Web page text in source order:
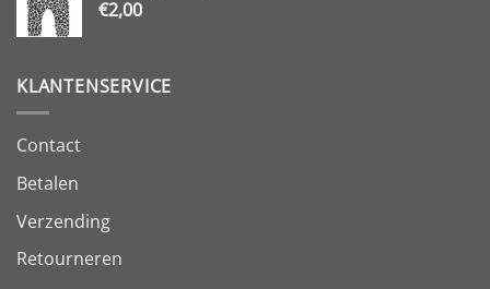
€2,00
KLANTENSERVICE
Contact
Betalen
Verzending
Retourneren